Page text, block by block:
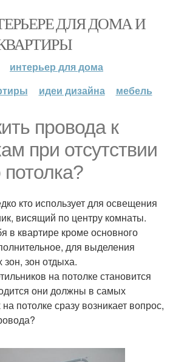
ДЛЯ ДОМА И
интерьер для дома
идеи дизайна мебель
провода к
при отсутствии
потолка?
кто использует для освещения
висящий по центру комнаты.
в квартире кроме основного
для выделения
зон отдыха.
на потолке становится
они должны в самых
потолке сразу возникает вопрос,